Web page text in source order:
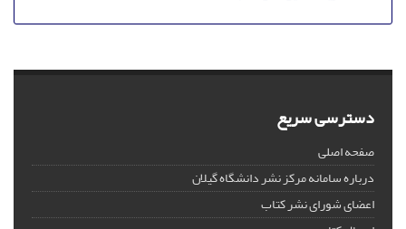
دسترسی سریع
صفحه اصلی
درباره سامانه مرکز نشر دانشگاه گیلان
اعضای شورای نشر کتاب